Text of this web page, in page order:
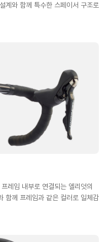
계와 함께 특수한 스페이서 구조로
레임 내부로 연결되는 엘리엇의
함께 프레임과 같은 컬러로 일체감